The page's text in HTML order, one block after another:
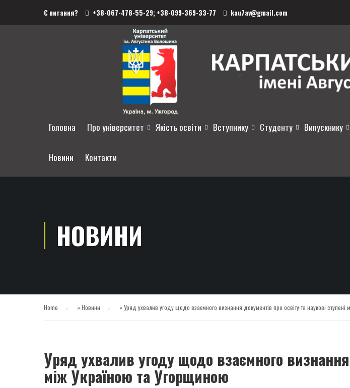
Є питання? +38-067-478-55-29; +38-099-369-33-77 kau7av@gmail.com
Головна Про університет Якість освіти Вступнику Студенту Випускнику
Новини Контакти
НОВИНИ
Home »Новини »Уряд ухвалив угоду щодо взаємного визнання документів про освіту та наукові ступені
Уряд ухвалив угоду щодо взаємного визнання
між Україною та Угорщиною